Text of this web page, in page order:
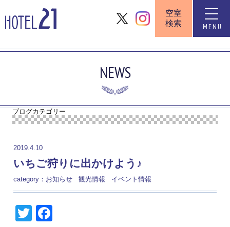
toggle
MENU
空室
検索
NEWS
ブログカテゴリー
2019.4.10
いちご狩りに出かけよう♪
category： お知らせ 観光情報 イベント情報
Twitter